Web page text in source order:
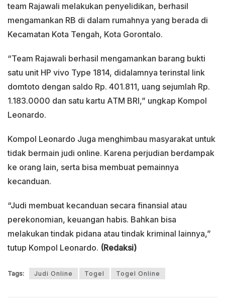
team Rajawali melakukan penyelidikan, berhasil
mengamankan RB di dalam rumahnya yang berada di
Kecamatan Kota Tengah, Kota Gorontalo.
“Team Rajawali berhasil mengamankan barang bukti
satu unit HP vivo Type 1814, didalamnya terinstal link
domtoto dengan saldo Rp. 401.811, uang sejumlah Rp.
1.183.0000 dan satu kartu ATM BRI,” ungkap Kompol
Leonardo.
Kompol Leonardo Juga menghimbau masyarakat untuk
tidak bermain judi online. Karena perjudian berdampak
ke orang lain, serta bisa membuat pemainnya
kecanduan.
“Judi membuat kecanduan secara finansial atau
perekonomian, keuangan habis. Bahkan bisa
melakukan tindak pidana atau tindak kriminal lainnya,”
tutup Kompol Leonardo. (Redaksi)
Tags: Judi Online Togel Togel Online